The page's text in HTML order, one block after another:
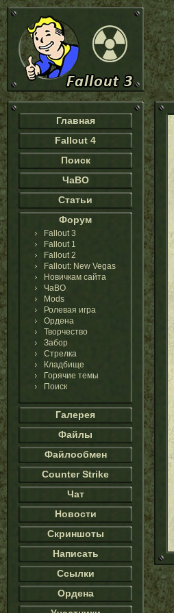
Главная
Fallout 4
Поиск
ЧаВО
Статьи
Форум
Fallout 3
Fallout 1
Fallout 2
Fallout: New Vegas
Новичкам сайта
ЧаВО
Mods
Ролевая игра
Ордена
Творчество
Забор
Стрелка
Кладбище
Горячие темы
Поиск
Галерея
Файлы
Файлообмен
Counter Strike
Чат
Новости
Скриншоты
Написать
Ссылки
Ордена